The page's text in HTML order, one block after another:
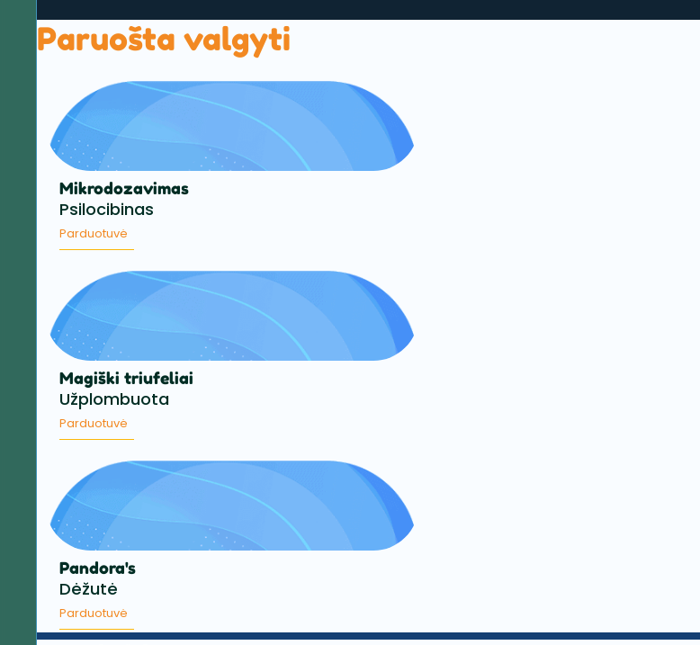
Paruošta valgyti
Mikrodozavimas
Psilocibinas
Parduotuvė
Magiški triufeliai
Užplombuota
Parduotuvė
Pandora's
Dėžutė
Parduotuvė